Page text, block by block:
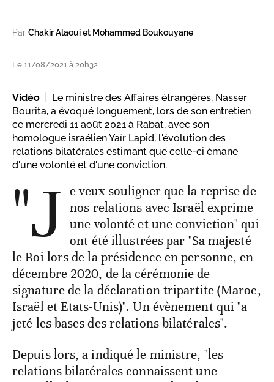
Par Chakir Alaoui et Mohammed Boukouyane
Le 11/08/2021 à 20h32
Vidéo
Le ministre des Affaires étrangères, Nasser
Bourita, a évoqué longuement, lors de son entretien
ce mercredi 11 août 2021 à Rabat, avec son
homologue israélien Yaïr Lapid, l'évolution des
relations bilatérales estimant que celle-ci émane
d'une volonté et d'une conviction.
"J e veux souligner que la reprise de
nos relations avec Israël exprime
une volonté et une conviction" qui
ont été illustrées par "Sa majesté
le Roi lors de la présidence en personne, en
décembre 2020, de la cérémonie de
signature de la déclaration tripartite (Maroc,
Israël et Etats-Unis)". Un évènement qui "a
jeté les bases des relations bilatérales".
Depuis lors, a indiqué le ministre, "les
relations bilatérales connaissent une